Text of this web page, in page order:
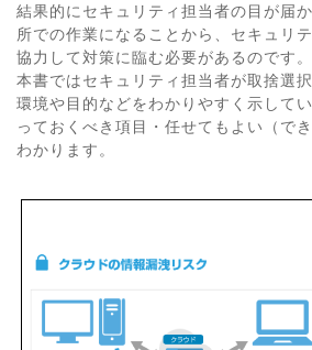
結果的にセキュリティ担当者の目が届
所での作業になることから、セキュリ
協力して対策に臨む必要があるのです。
本書ではセキュリティ担当者が取捨選
環境や目的などをわかりやすく示して
っておくべき項目・任せてもよい（で
わかります。